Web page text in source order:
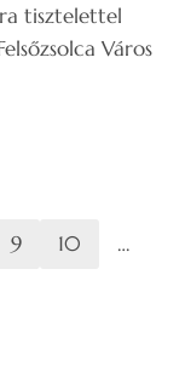
tisztelettel
Város
9 10
…